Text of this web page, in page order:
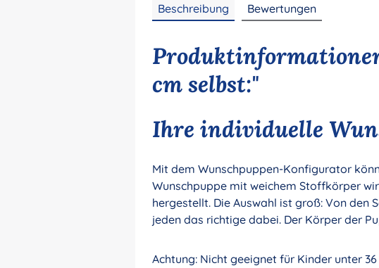
Beschreibung Bewertungen
cm selbst:"
Ihre individuelle
Mit dem Wunschpuppen-Konfigurator
Wunschpuppe mit weichem Stoffkörper
hergestellt. Die Auswahl ist groß: Von
jeden das richtige dabei. Der Körper der
Achtung: Nicht geeignet für Kinder unter